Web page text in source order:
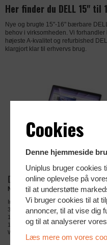
Cookies
Denne hjemmeside
Uniplus bruger cookies
online oplevelse på
til at understøtte
Vi bruger cookies til at
annoncer, til at vise dig
og til at analyserer
Læs mere om vores
Her finder du DELL 15"
Nye og brugte 15"-16" bærbare
behov i virksomheden. Vi
højeste A-kvalitet og refurbished
klargjort klar til erhvervs brug.
Dell Pro Max 16
NVIDIA RTX PRO 500 Blackwell
Intel Core Ultra 7-265H (5.3 GHz)
32 GB RAM
1 TB SSD M.2 PCIe NVMe
16" IPS FHD+ (1920 x 1200)
Windows 11 Pro
Sammenlign